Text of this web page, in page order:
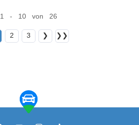
1 - 10 von 26
2 3 ❯ ❯❯